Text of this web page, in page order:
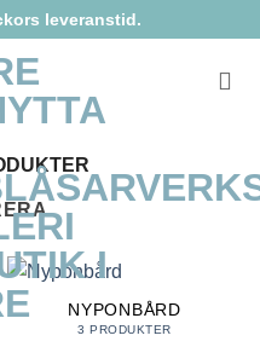
leveranstid.
NYPONBÅRD
3 PRODUKTER